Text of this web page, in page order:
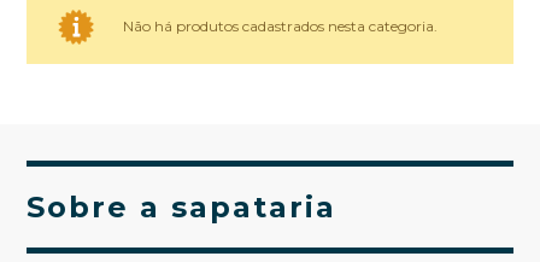
Não há produtos cadastrados nesta categoria.
Sobre a sapataria